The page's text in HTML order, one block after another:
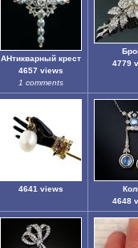
АНтикварный крест
4657 views
1 comments
4779
4641 views
4648